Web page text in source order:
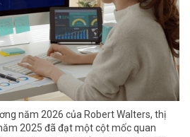
năm 2026 của Robert Walters, thị
2025 đã đạt một cột mốc quan